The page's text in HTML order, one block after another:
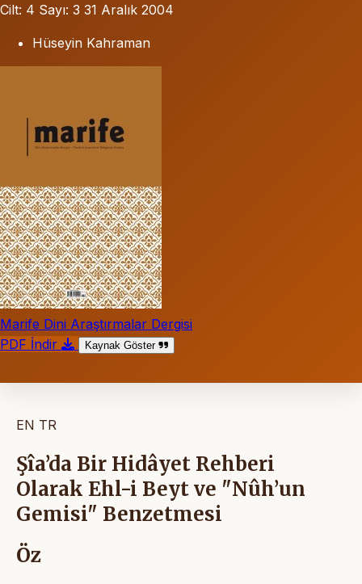
Cilt: 4 Sayı: 3 31 Aralık 2004
Hüseyin Kahraman
Marife Dini Araştırmalar Dergisi
PDF İndir
Kaynak Göster
EN TR
Şîa’da Bir Hidâyet Rehberi
Olarak Ehl-i Beyt ve "Nûh’un
Gemisi" Benzetmesi
Öz